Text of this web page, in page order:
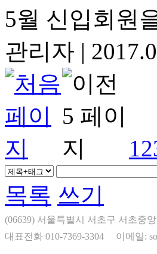
5월 신입회원
관리자 |
12
목록 쓰기
(06639) 서울특별시 서초구 서초중
대표전화 010-7369-3304 이메일: